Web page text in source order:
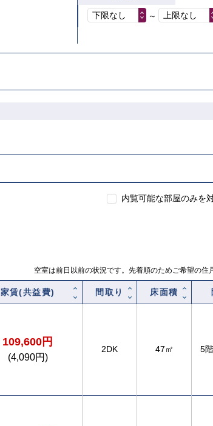
下限なし ～ 上限なし
内覧可能な部屋のみを
空室は前日以前の状況です。先着順のためご希望の
家賃(共益費) 間取り 床面積
109,600円
(4,090円)
2DK 47㎡ 5